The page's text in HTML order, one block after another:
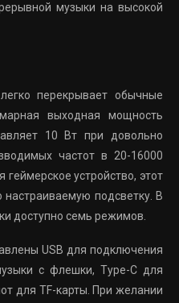
музыки на высокой
перекрывает обычные
выходная мощность
10 Вт при довольно
частот в 20-16000
устройство, этот
подсветку. В
доступно семь режимов.
USB для подключения
с флешки, Type-C для
для TF-карты. При желании